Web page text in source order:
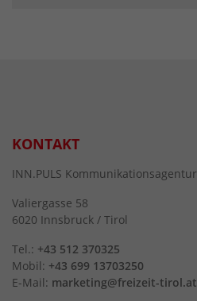
KONTAKT
INN.PULS Kommunikationsagentur
Valiergasse 58
6020 Innsbruck / Tirol
Tel.: +43 512 370325
Mobil: +43 699 13703250
E-Mail: marketing@freizeit-tirol.at